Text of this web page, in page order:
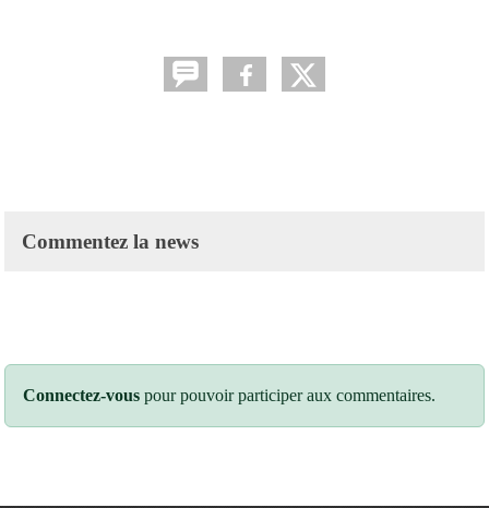
Commentez la news
Connectez-vous pour pouvoir participer aux commentaires.